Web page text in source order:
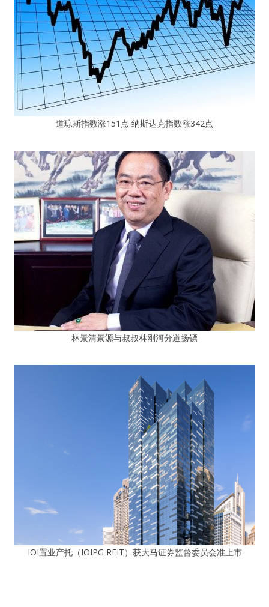
道琼斯指数涨151点 纳斯达克指数涨342点
林景清景源与叔叔林刚河分道扬镖
IOI置业产托（IOIPG REIT）获大马证券监督委员会准上市